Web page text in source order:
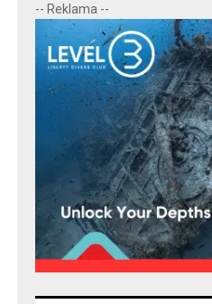
-- Reklama --